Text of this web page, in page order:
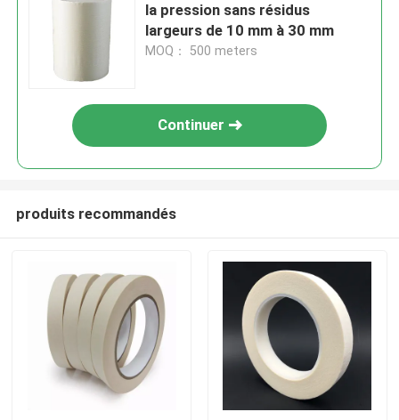
la pression sans résidus
largeurs de 10 mm à 30 mm
MOQ： 500 meters
Continuer
produits recommandés